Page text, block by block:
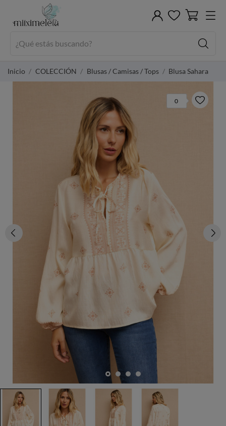
Inicio COLECCIÓN Blusas / Camisas / Tops Blusa Sahara
0